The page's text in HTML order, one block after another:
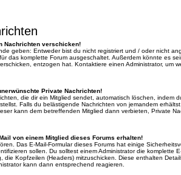
Nachrichten verschicken!
geben: Entweder bist du nicht registriert und / oder nicht
das komplette Forum ausgeschaltet. Außerdem könnte es
entzogen hat. Kontaktiere einen Administrator, um
Private Nachrichten!
die dir ein Mitglied sendet, automatisch löschen, indem
Falls du belästigende Nachrichten von jemandem
kann dem betreffenden Mitglied dann verbieten, Private
von einem Mitglied dieses Forums erhalten!
Das E-Mail-Formular dieses Forums hat einige
sollen. Du solltest einem Administrator die komplette
die Kopfzeilen (Headers) mitzuschicken. Diese enthalten
kann dann entsprechend reagieren.